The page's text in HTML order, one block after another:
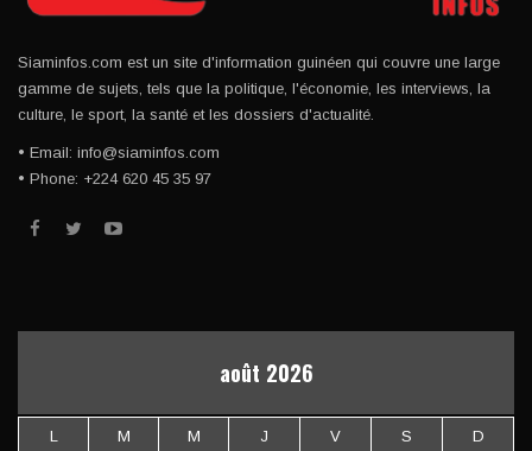
Siaminfos.com est un site d'information guinéen qui couvre une large
gamme de sujets, tels que la politique, l'économie, les interviews, la
culture, le sport, la santé et les dossiers d'actualité.
• Email: info@siaminfos.com
• Phone: +224 620 45 35 97
août 2026
L M M J V S D